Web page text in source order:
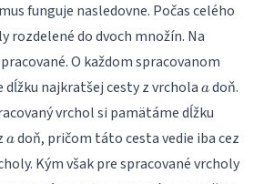
funguje nasledovne. Počas celého
rozdelené do dvoch množín. Na
O každom spracovanom
najkratšej cesty z vrchola a
adoň.
vrchol si pamätáme dĺžku
a
adoň, pričom táto cesta vedie iba cez
Kým však pre spracované vrcholy